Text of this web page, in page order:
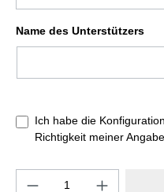
Name des Unterstützers
Ich habe die
Richtigkeit meiner